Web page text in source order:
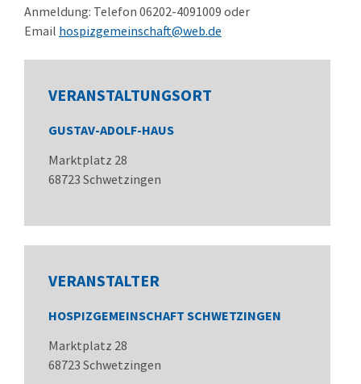
Anmeldung: Telefon 06202-4091009 oder
Email hospizgemeinschaft@web.de
VERANSTALTUNGSORT
GUSTAV-ADOLF-HAUS
Marktplatz 28
68723 Schwetzingen
VERANSTALTER
HOSPIZGEMEINSCHAFT SCHWETZINGEN
Marktplatz 28
68723 Schwetzingen